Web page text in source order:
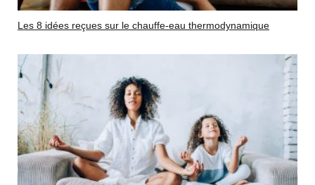
Les 8 idées reçues sur le chauffe-eau thermodynamique